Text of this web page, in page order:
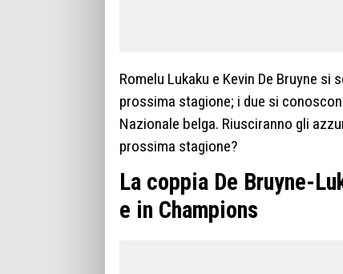
Romelu Lukaku e Kevin De Bruyne
prossima stagione; i due si
Nazionale belga. Riusciranno gli
prossima stagione?
La coppia De Bruyne-
e in Champions